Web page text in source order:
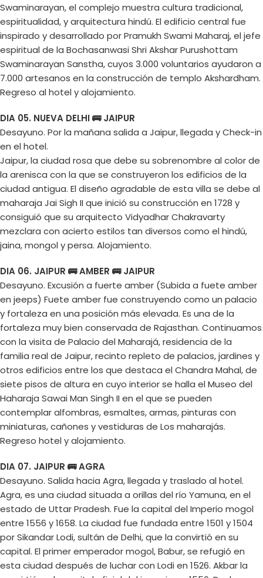
Swaminarayan, el complejo muestra cultura tradicional,
espiritualidad, y arquitectura hindú. El edificio central fue
inspirado y desarrollado por Pramukh Swami Maharaj, el jefe
espiritual de la Bochasanwasi Shri Akshar Purushottam
Swaminarayan Sanstha, cuyos 3.000 voluntarios ayudaron a
7.000 artesanos en la construcción de templo Akshardham.
Regreso al hotel y alojamiento.
DIA 05. NUEVA DELHI 🚌 JAIPUR
Desayuno. Por la mañana salida a Jaipur, llegada y Check-in
en el hotel.
Jaipur, la ciudad rosa que debe su sobrenombre al color de
la arenisca con la que se construyeron los edificios de la
ciudad antigua. El diseño agradable de esta villa se debe al
maharaja Jai Sigh II que inició su construcción en 1728 y
consiguió que su arquitecto Vidyadhar Chakravarty
mezclara con acierto estilos tan diversos como el hindú,
jaina, mongol y persa. Alojamiento.
DIA 06. JAIPUR 🚌 AMBER 🚌 JAIPUR
Desayuno. Excusión a fuerte amber (Subida a fuete amber
en jeeps) Fuete amber fue construyendo como un palacio
y fortaleza en una posición más elevada. Es una de la
fortaleza muy bien conservada de Rajasthan. Continuamos
con la visita de Palacio del Maharajá, residencia de la
familia real de Jaipur, recinto repleto de palacios, jardines y
otros edificios entre los que destaca el Chandra Mahal, de
siete pisos de altura en cuyo interior se halla el Museo del
Haharaja Sawai Man Singh II en el que se pueden
contemplar alfombras, esmaltes, armas, pinturas con
miniaturas, cañones y vestiduras de Los maharajás.
Regreso hotel y alojamiento.
DIA 07. JAIPUR 🚌 AGRA
Desayuno. Salida hacia Agra, llegada y traslado al hotel.
Agra, es una ciudad situada a orillas del río Yamuna, en el
estado de Uttar Pradesh. Fue la capital del Imperio mogol
entre 1556 y 1658. La ciudad fue fundada entre 1501 y 1504
por Sikandar Lodi, sultán de Delhi, que la convirtió en su
capital. El primer emperador mogol, Babur, se refugió en
esta ciudad después de luchar con Lodi en 1526. Akbar la